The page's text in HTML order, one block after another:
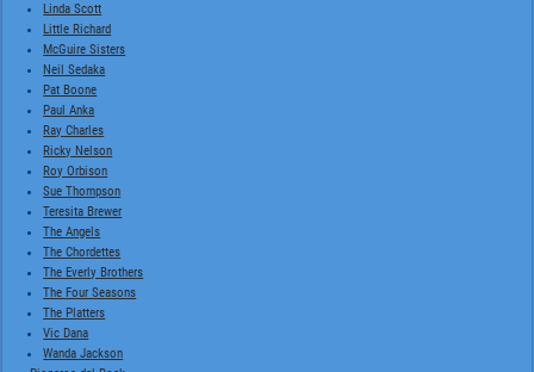
Linda Scott
Little Richard
McGuire Sisters
Neil Sedaka
Pat Boone
Paul Anka
Ray Charles
Ricky Nelson
Roy Orbison
Sue Thompson
Teresita Brewer
The Angels
The Chordettes
The Everly Brothers
The Four Seasons
The Platters
Vic Dana
Wanda Jackson